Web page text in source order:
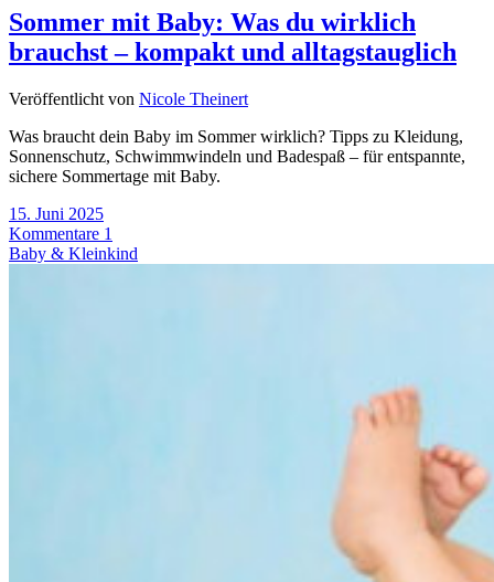
Sommer mit Baby: Was du wirklich
brauchst – kompakt und alltagstauglich
Veröffentlicht von Nicole Theinert
Was braucht dein Baby im Sommer wirklich? Tipps zu Kleidung,
Sonnenschutz, Schwimmwindeln und Badespaß – für entspannte,
sichere Sommertage mit Baby.
15. Juni 2025
Kommentare 1
Baby & Kleinkind